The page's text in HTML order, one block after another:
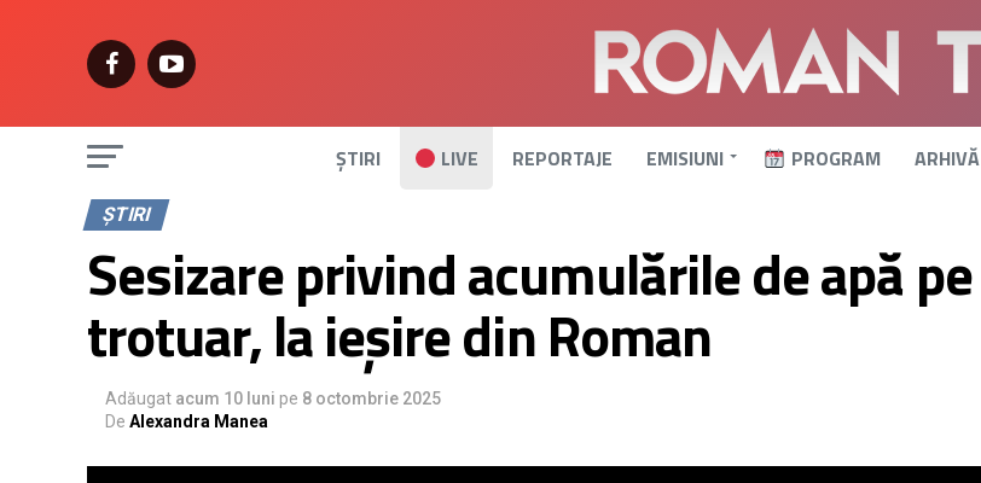
ȘTIRI LIVE REPORTAJE EMISIUNI PROGRAM ARHIVĂ
ȘTIRI
Sesizare privind acumulările de apă pe
trotuar, la ieșire din Roman
Adăugat acum 10 luni pe 8 octombrie 2025
De Alexandra Manea